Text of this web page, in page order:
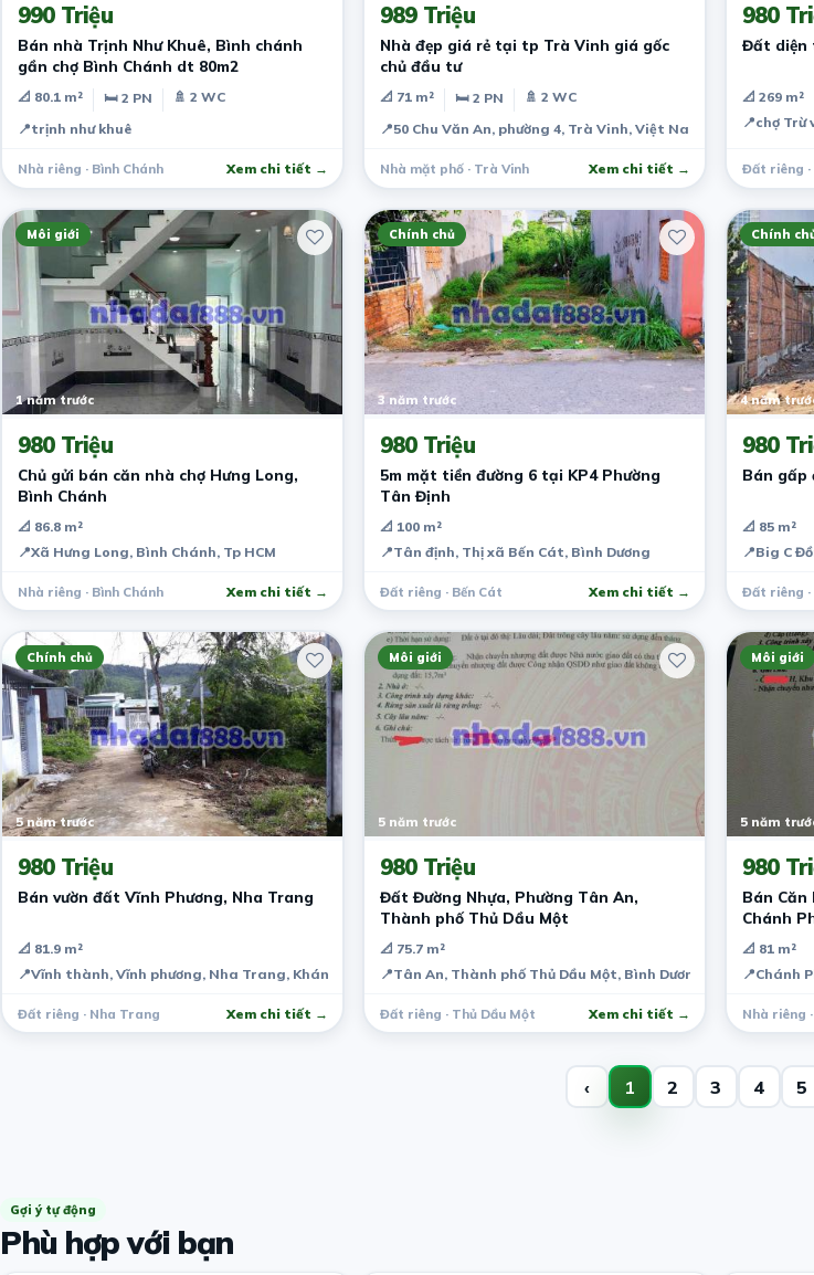
990 Triệu
Bán nhà Trịnh Như Khuê, Bình chánh
gần chợ Bình Chánh dt 80m2
📐 80.1 m² 🛏 2 PN
🚿 2 WC
📍trịnh như khuê
Nhà riêng · Bình Chánh Xem chi tiết →
989 Triệu
Nhà đẹp giá rẻ tại tp Trà Vinh giá gốc
chủ đầu tư
📐 71 m² 🛏 2 PN
🚿 2 WC
📍50 Chu Văn An, phường 4, Trà Vinh, Việt Nam
Nhà mặt phố · Trà Vinh Xem chi tiết →
980
Đất diện
📐 269 m²
📍chợ Trừ
Đất riêng ·
Môi giới
1 năm trước
980 Triệu
Chủ gửi bán căn nhà chợ Hưng Long,
Bình Chánh
📐 86.8 m²
📍Xã Hưng Long, Bình Chánh, Tp HCM
Nhà riêng · Bình Chánh Xem chi tiết →
Chính chủ
3 năm trước
980 Triệu
5m mặt tiền đường 6 tại KP4 Phường
Tân Định
📐 100 m²
📍Tân định, Thị xã Bến Cát, Bình Dương
Đất riêng · Bến Cát Xem chi tiết →
Chính
4 năm
980
Bán gấp
📐 85 m²
📍Big C
Đất riêng ·
Chính chủ
5 năm trước
980 Triệu
Bán vườn đất Vĩnh Phương, Nha Trang
📐 81.9 m²
📍Vĩnh thành, Vĩnh phương, Nha Trang, Khánh Hòa, Việt Nam
Đất riêng · Nha Trang Xem chi tiết →
Môi giới
5 năm trước
980 Triệu
Đất Đường Nhựa, Phường Tân An,
Thành phố Thủ Dầu Một
📐 75.7 m²
📍Tân An, Thành phố Thủ Dầu Một, Bình Dương, Việt Nam
Đất riêng · Thủ Dầu Một Xem chi tiết →
Môi giới
5 năm
980
Bán Căn
Chánh
📐 81 m²
📍Chánh
Nhà riêng
‹ 1 2 3 4 5
Gợi ý tự động
Phù hợp với bạn